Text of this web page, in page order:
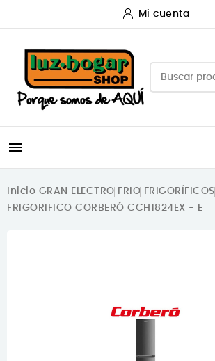
Mi cuenta

Inicio GRAN ELECTRO FRIO FRIGORÍFICOS
FRIGORIFICO CORBERÓ CCH1824EX - E